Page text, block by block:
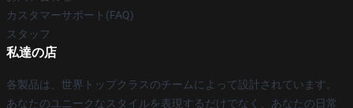
カスタマーサポート(FAQ)
スタッフ
私達の店
各製品は、世界トップクラスのチームによって設計されています。
あなたのユニークなスタイルを表現するだけでなく、あなたの日常